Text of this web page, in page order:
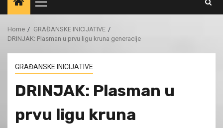
Primary
Menu
Home
GRAĐANSKE INICIJATIVE
DRINJAK: Plasman u prvu ligu kruna generacije
GRAĐANSKE INICIJATIVE
DRINJAK: Plasman u
prvu ligu kruna